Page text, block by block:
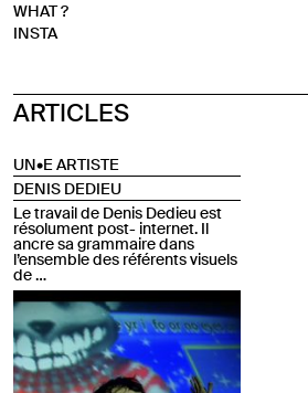
WHAT ?
INSTA
ARTICLES
UN•E ARTISTE
DENIS DEDIEU
Le travail de Denis Dedieu est
résolument post- internet. Il
ancre sa grammaire dans
l’ensemble des référents visuels
de …